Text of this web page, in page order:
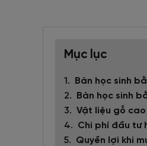
Mục lục
Bàn học sinh
Bàn học sinh
Vật liệu gỗ
Chi phí đầu tư
Quyền lợi khi